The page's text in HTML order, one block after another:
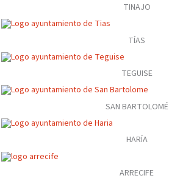
TINAJO
TÍAS
TEGUISE
SAN BARTOLOMÉ
HARÍA
ARRECIFE